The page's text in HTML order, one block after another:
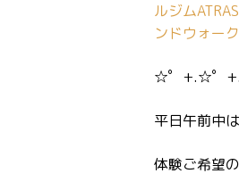
ルジムATRAS
ンドウォーク
☆゜+.☆゜
平日午前中
体験ご希望